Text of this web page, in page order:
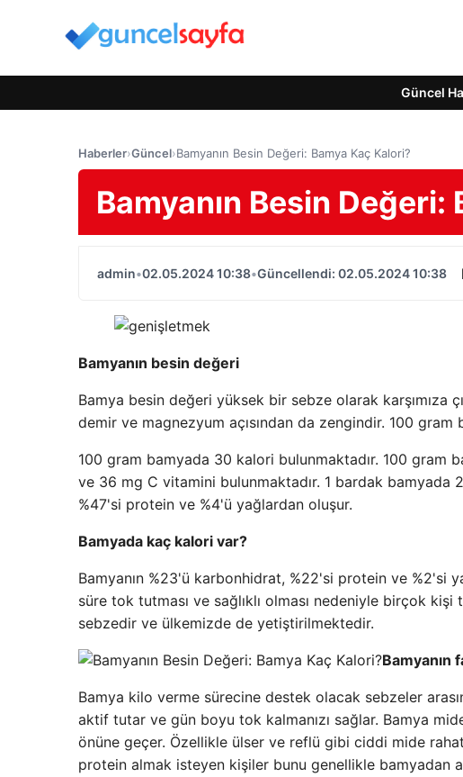
Güncel
Haberler›Güncel›Bamyanın Besin Değeri: Bamya Kaç Kalori?
Bamyanın Besin Değeri:
admin•02.05.2024 10:38•Güncellendi: 02.05.2024 10:38
Bamyanın besin değeri
Bamya besin değeri yüksek bir sebze olarak karşımıza
demir ve magnezyum açısından da zengindir. 100
100 gram bamyada 30 kalori bulunmaktadır. 100 gram
ve 36 mg C vitamini bulunmaktadır. 1 bardak bamyada
%47'si protein ve %4'ü yağlardan oluşur.
Bamyada kaç kalori var?
Bamyanın %23'ü karbonhidrat, %22'si protein ve %2'si
süre tok tutması ve sağlıklı olması nedeniyle birçok
sebzedir ve ülkemizde de yetiştirilmektedir.
Bamyanın
Bamya kilo verme sürecine destek olacak sebzeler
aktif tutar ve gün boyu tok kalmanızı sağlar. Bamya
önüne geçer. Özellikle ülser ve reflü gibi ciddi mide
protein almak isteyen kişiler bunu genellikle bamyadan